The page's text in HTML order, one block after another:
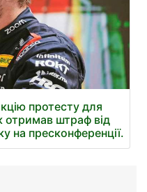
протесту для
отримав штраф від
на пресконференції.